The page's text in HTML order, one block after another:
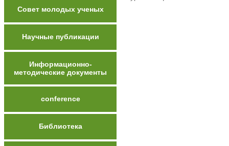
Совет молодых ученых
Научные публикации
Информационно-
методические документы
conference
Библиотека